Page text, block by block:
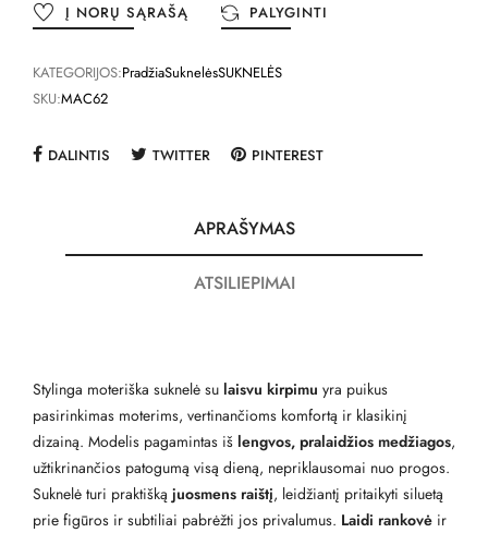
Į NORŲ SĄRAŠĄ PALYGINTI
KATEGORIJOS:PradžiaSuknelėsSUKNELĖS
SKU:MAC62
DALINTIS TWITTER PINTEREST
APRAŠYMAS
ATSILIEPIMAI
Stylinga moteriška suknelė su laisvu kirpimu yra puikus
pasirinkimas moterims, vertinančioms komfortą ir klasikinį
dizainą. Modelis pagamintas iš lengvos, pralaidžios medžiagos,
užtikrinančios patogumą visą dieną, nepriklausomai nuo progos.
Suknelė turi praktišką juosmens raištį, leidžiantį pritaikyti siluetą
prie figūros ir subtiliai pabrėžti jos privalumus. Laidi rankovė ir